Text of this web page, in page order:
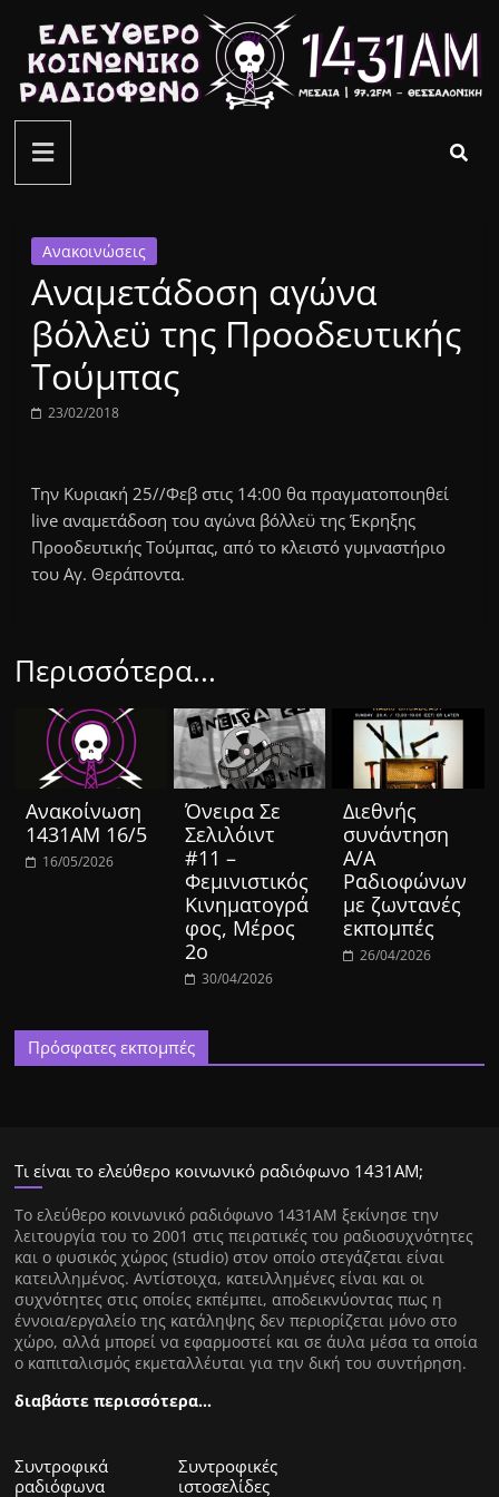
περιεχόμενο
ελεύθερο
κοινωνικό
ραδιόφωνο
1431AM
Ανακοινώσεις
Αναμετάδοση αγώνα
βόλλεϋ της Προοδευτικής
Τούμπας
23/02/2018
Την Κυριακή 25//Φεβ στις 14:00 θα πραγματοποιηθεί
live αναμετάδοση του αγώνα βόλλεϋ της Έκρηξης
Προοδευτικής Τούμπας, από το κλειστό γυμναστήριο
του Αγ. Θεράποντα.
Περισσότερα...
Ανακοίνωση
1431ΑΜ 16/5
16/05/2026
Όνειρα Σε
Σελιλόιντ
#11 –
Φεμινιστικός
Κινηματογρά
φος, Μέρος
2ο
30/04/2026
Διεθνής
συνάντηση
Α/Α
Ραδιοφώνων
με ζωντανές
εκπομπές
26/04/2026
Πρόσφατες εκπομπές
Τι είναι το ελεύθερο κοινωνικό ραδιόφωνο 1431ΑΜ;
Tο ελεύθερο κοινωνικό ραδιόφωνο 1431AM ξεκίνησε την
λειτουργία του το 2001 στις πειρατικές του ραδιοσυχνότητες
και ο φυσικός χώρος (studio) στον οποίο στεγάζεται είναι
κατειλλημένος. Αντίστοιχα, κατειλλημένες είναι και οι
συχνότητες στις οποίες εκπέμπει, αποδεικνύοντας πως η
έννοια/εργαλείο της κατάληψης δεν περιορίζεται μόνο στο
χώρο, αλλά μπορεί να εφαρμοστεί και σε άυλα μέσα τα οποία
ο καπιταλισμός εκμεταλλέυται για την δική του συντήρηση.
διαβάστε περισσότερα…
Συντροφικά
ραδιόφωνα
Συντροφικές
ιστοσελίδες